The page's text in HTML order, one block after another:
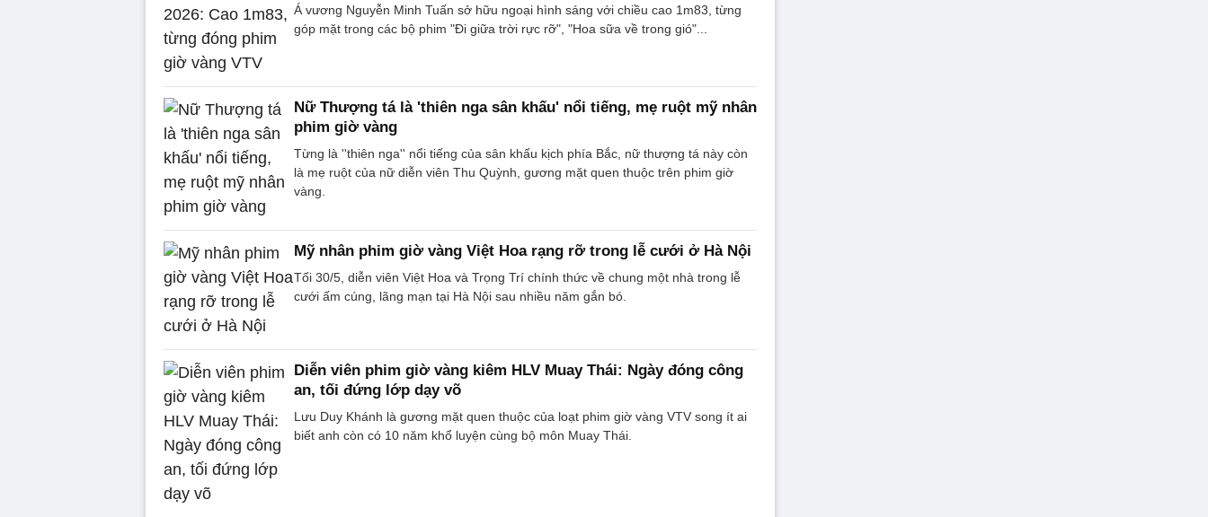
Á vương Nguyễn Minh Tuấn sở hữu ngoại hình sáng với chiều cao 1m83, từng
góp mặt trong các bộ phim "Đi giữa trời rực rỡ", "Hoa sữa về trong gió"...
Nữ Thượng tá là 'thiên nga sân khấu' nổi tiếng, mẹ ruột mỹ nhân
phim giờ vàng
Từng là ''thiên nga'' nổi tiếng của sân khấu kịch phía Bắc, nữ thượng tá này còn
là mẹ ruột của nữ diễn viên Thu Quỳnh, gương mặt quen thuộc trên phim giờ
vàng.
Mỹ nhân phim giờ vàng Việt Hoa rạng rỡ trong lễ cưới ở Hà Nội
Tối 30/5, diễn viên Việt Hoa và Trọng Trí chính thức về chung một nhà trong lễ
cưới ấm cúng, lãng mạn tại Hà Nội sau nhiều năm gắn bó.
Diễn viên phim giờ vàng kiêm HLV Muay Thái: Ngày đóng công
an, tối đứng lớp dạy võ
Lưu Duy Khánh là gương mặt quen thuộc của loạt phim giờ vàng VTV song ít ai
biết anh còn có 10 năm khổ luyện cùng bộ môn Muay Thái.